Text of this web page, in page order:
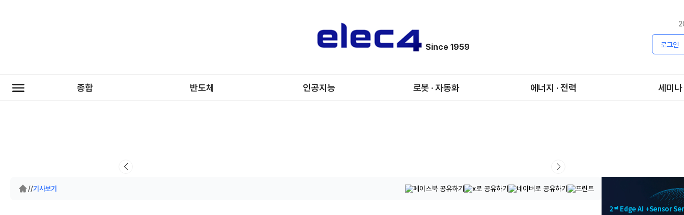
Since 1959 로그인
종합 반도체 인공지능 로봇 · 자동화 에너지 · 전력 세미나
//기사보기